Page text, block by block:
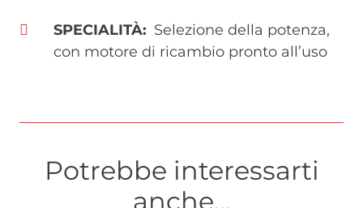
SPECIALITÀ
Selezione della potenza,
con motore di ricambio pronto all’uso
Potrebbe interessarti
anche...